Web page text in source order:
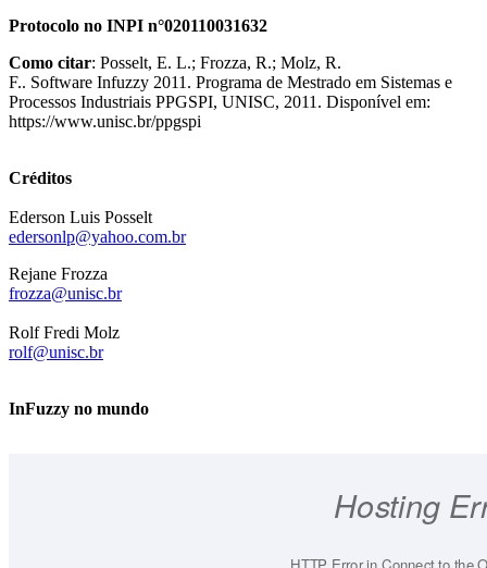
Protocolo no INPI n°020110031632
Como citar: Posselt, E. L.; Frozza, R.; Molz, R.
F.. Software Infuzzy 2011. Programa de Mestrado em Sistemas e
Processos Industriais PPGSPI, UNISC, 2011. Disponível em:
https://www.unisc.br/ppgspi
Créditos
Ederson Luis Posselt
edersonlp@yahoo.com.br
Rejane Frozza
frozza@unisc.br
Rolf Fredi Molz
rolf@unisc.br
InFuzzy no mundo